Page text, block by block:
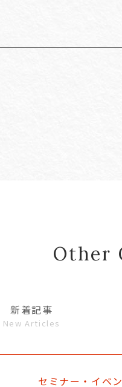
Other
新着記事
New Articles
セミナー・イベ